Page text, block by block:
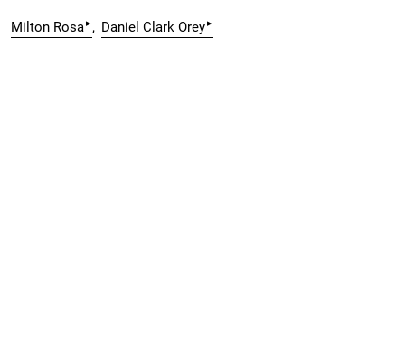
Milton Rosa▸ Daniel Clark Orey▸